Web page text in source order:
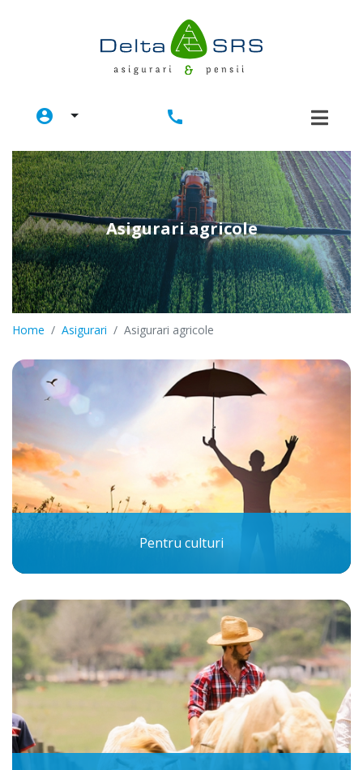
call
account_circle
Asigurari agricole
Home Asigurari Asigurari agricole
Pentru culturi